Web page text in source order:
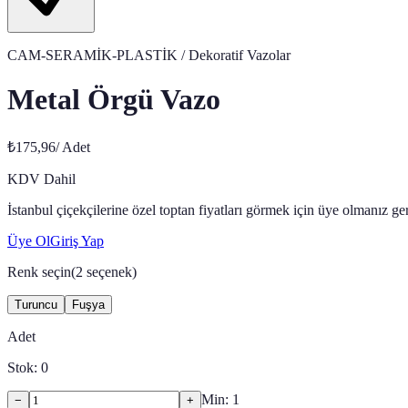
CAM-SERAMİK-PLASTİK / Dekoratif Vazolar
Metal Örgü Vazo
₺175,96/Adet
KDV Dahil
İstanbul çiçekçilerine özel toptan fiyatları görmek için üye olmanız
Üye OlGiriş Yap
Renk seçin(2 seçenek)
Turuncu Fuşya
Adet
Stok: 0
− + Min: 1